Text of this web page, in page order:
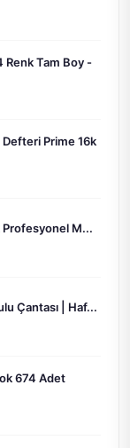
Renk Tam Boy -
Prime 16k
Profesyonel M...
Çantası | Haf...
674 Adet